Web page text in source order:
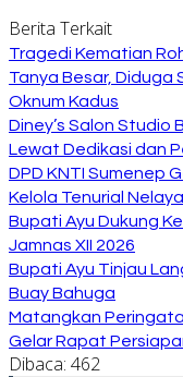
Berita Terkait
Tragedi Kematian
Tanya Besar, Diduga
Oknum Kadus
Diney’s Salon Studio
Lewat Dedikasi dan
DPD KNTI Sumenep
Kelola Tenurial
Bupati Ayu Dukung
Jamnas XII 2026
Bupati Ayu Tinjau
Buay Bahuga
Matangkan
Gelar Rapat
Dibaca: 462